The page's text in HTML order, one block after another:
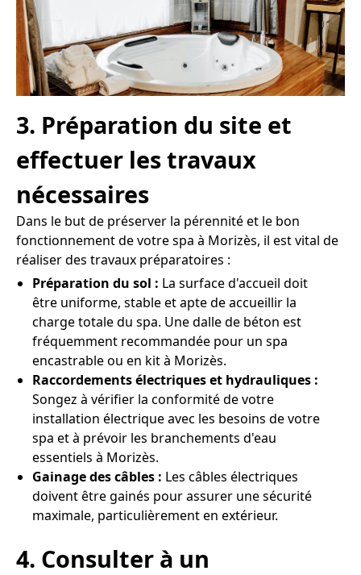
3. Préparation du site et
effectuer les travaux
nécessaires
Dans le but de préserver la pérennité et le bon
fonctionnement de votre spa à Morizès, il est vital de
réaliser des travaux préparatoires :
Préparation du sol : La surface d'accueil doit
être uniforme, stable et apte de accueillir la
charge totale du spa. Une dalle de béton est
fréquemment recommandée pour un spa
encastrable ou en kit à Morizès.
Raccordements électriques et hydrauliques :
Songez à vérifier la conformité de votre
installation électrique avec les besoins de votre
spa et à prévoir les branchements d'eau
essentiels à Morizès.
Gainage des câbles : Les câbles électriques
doivent être gainés pour assurer une sécurité
maximale, particulièrement en extérieur.
4. Consulter à un